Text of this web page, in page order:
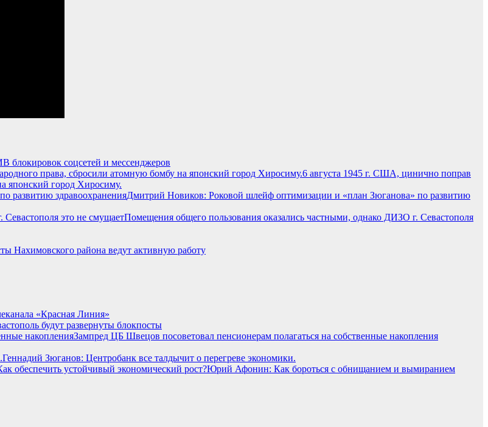
соцсетей и мессенджеров
6 августа 1945 г. США, цинично поправ
японский город Хиросиму.
Дмитрий Новиков: Роковой шлейф оптимизации и «план Зюганова» по развитию
Помещения общего пользования оказались частными, однако ДИЗО г. Севастополя
Нахимовского района ведут активную работу
«Красная Линия»
будут развернуты блокпосты
Зампред ЦБ Швецов посоветовал пенсионерам полагаться на собственные накопления
Геннадий Зюганов: Центробанк все талдычит о перегреве экономики.
Юрий Афонин: Как бороться с обнищанием и вымиранием